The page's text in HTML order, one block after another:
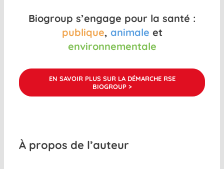
Biogroup s’engage pour la santé :
publique, animale et
environnementale
EN SAVOIR PLUS SUR LA DÉMARCHE RSE
BIOGROUP >
À propos de l’auteur